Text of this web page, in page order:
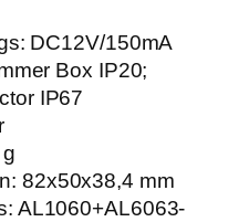
DC12V/150mA
Box IP20;
IP67
82x50x38,4 mm
AL1060+AL6063-